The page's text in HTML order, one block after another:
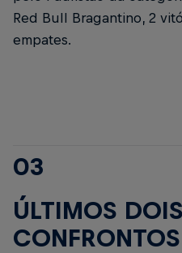
Red Bull Bragantino, 2
empates.
03
ÚLTIMOS DOIS
CONFRONTOS